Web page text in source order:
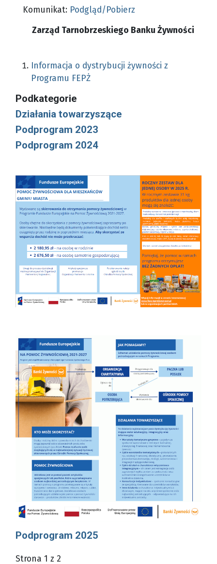
Komunikat: Podgląd/Pobierz
Zarząd Tarnobrzeskiego Banku Żywności
Informacja o dystrybucji żywności z
Programu FEPŻ
Podkategorie
Działania towarzyszące
Podprogram 2023
Podprogram 2024
Podprogram 2025
Strona 1 z 2